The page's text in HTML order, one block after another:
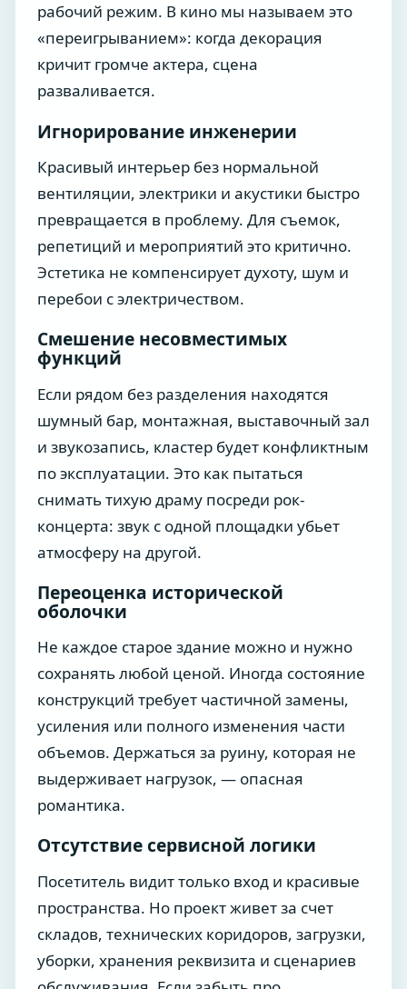
рабочий режим. В кино мы называем это
«переигрыванием»: когда декорация
кричит громче актера, сцена
разваливается.
Игнорирование инженерии
Красивый интерьер без нормальной
вентиляции, электрики и акустики быстро
превращается в проблему. Для съемок,
репетиций и мероприятий это критично.
Эстетика не компенсирует духоту, шум и
перебои с электричеством.
Смешение несовместимых
функций
Если рядом без разделения находятся
шумный бар, монтажная, выставочный зал
и звукозапись, кластер будет конфликтным
по эксплуатации. Это как пытаться
снимать тихую драму посреди рок-
концерта: звук с одной площадки убьет
атмосферу на другой.
Переоценка исторической
оболочки
Не каждое старое здание можно и нужно
сохранять любой ценой. Иногда состояние
конструкций требует частичной замены,
усиления или полного изменения части
объемов. Держаться за руину, которая не
выдерживает нагрузок, — опасная
романтика.
Отсутствие сервисной логики
Посетитель видит только вход и красивые
пространства. Но проект живет за счет
складов, технических коридоров, загрузки,
уборки, хранения реквизита и сценариев